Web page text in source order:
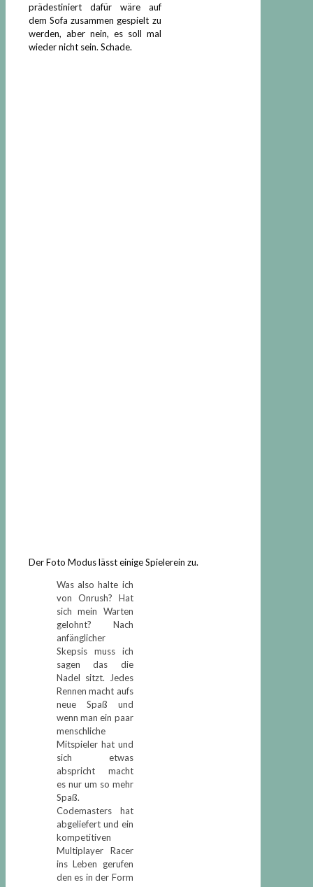
prädestiniert dafür wäre auf
dem Sofa zusammen gespielt zu
werden, aber nein, es soll mal
wieder nicht sein. Schade.
Der Foto Modus lässt einige Spielerein zu.
Was also halte ich
von Onrush? Hat
sich mein Warten
gelohnt? Nach
anfänglicher
Skepsis muss ich
sagen das die
Nadel sitzt. Jedes
Rennen macht aufs
neue Spaß und
wenn man ein paar
menschliche
Mitspieler hat und
sich etwas
abspricht macht
es nur um so mehr
Spaß.
Codemasters hat
abgeliefert und ein
kompetitiven
Multiplayer Racer
ins Leben gerufen
den es in der Form